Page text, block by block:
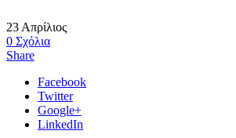
23 Απρίλιος
0 Σχόλια
Share
Facebook
Twitter
Google+
LinkedIn